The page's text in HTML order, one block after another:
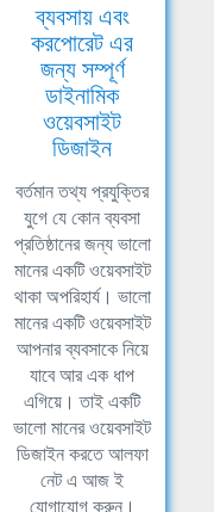
ব্যবসায় এবং
করপোরেট এর
জন্য সম্পূর্ণ
ডাইনামিক
ওয়েবসাইট
ডিজাইন
বর্তমান তথ্য প্রযুক্তির
যুগে যে কোন ব্যবসা
প্রতিষ্ঠানের জন্য ভালো
মানের একটি ওয়েবসাইট
থাকা অপরিহার্য। ভালো
মানের একটি ওয়েবসাইট
আপনার ব্যবসাকে নিয়ে
যাবে আর এক ধাপ
এগিয়ে। তাই একটি
ভালো মানের ওয়েবসাইট
ডিজাইন করতে আলফা
নেট এ আজ ই
যোগাযোগ করুন।